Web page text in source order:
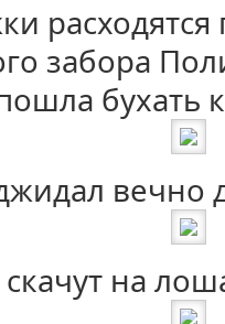
забора
бухать
на